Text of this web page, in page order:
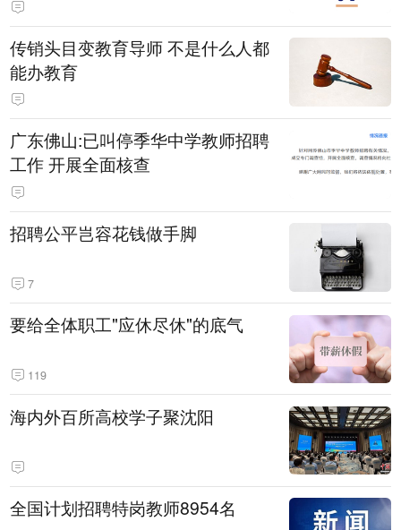
传销头目变教育导师 不是什么人都
能办教育
广东佛山:已叫停季华中学教师招聘
工作 开展全面核查
招聘公平岂容花钱做手脚
7
要给全体职工"应休尽休"的底气
119
海内外百所高校学子聚沈阳
全国计划招聘特岗教师8954名